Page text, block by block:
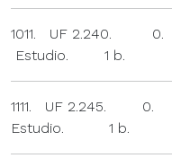
1011. UF
Estudio. 1 b.
1111. UF 2.245.
Estudio. 1 b.